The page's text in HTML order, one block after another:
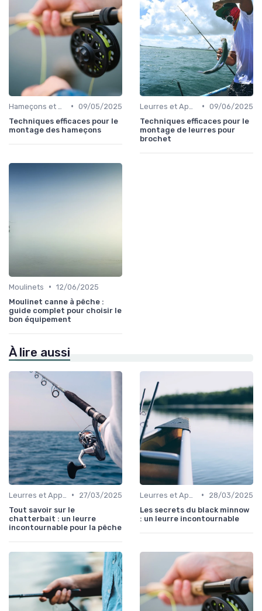
• 09/05/2025
Techniques efficaces pour le
montage des hameçons
• 09/06/2025
Techniques efficaces pour le
montage de leurres pour
brochet
Moulinets • 12/06/2025
Moulinet canne à pêche :
guide complet pour choisir le
bon équipement
À lire aussi
•
27/03/2025
Tout savoir sur le
chatterbait : un leurre
incontournable pour la pêche
•
28/03/2025
Les secrets du black minnow
: un leurre incontournable